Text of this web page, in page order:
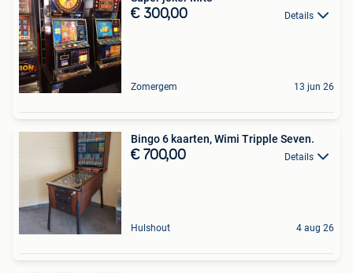
€ 300,00 Details
Zomergem 13 jun 26
Bingo 6 kaarten, Wimi Tripple Seven.
€ 700,00 Details
Hulshout 4 aug 26